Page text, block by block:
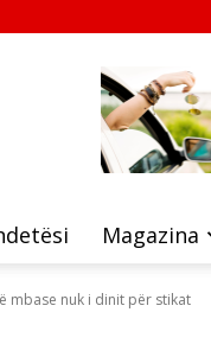
Magazina
mbase nuk i dinit për stikat